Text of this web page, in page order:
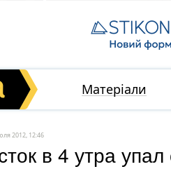
Матеріали
2012, 12:46
в 4 утра